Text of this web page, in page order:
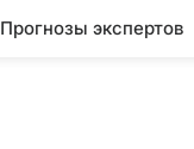
Прогнозы экспертов